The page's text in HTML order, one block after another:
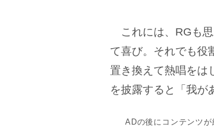
これには、RGも思
て喜び。それでも役
置き換えて熱唱をは
を披露すると「我が
ADの後にコンテンツが